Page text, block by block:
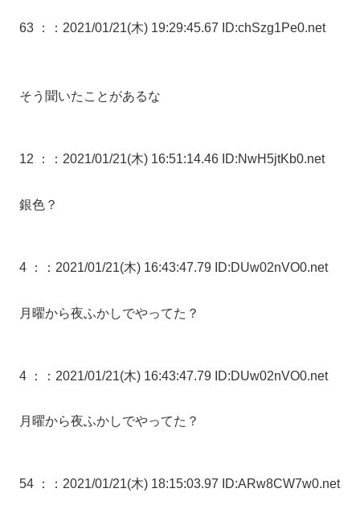
63 ： ：2021/01/21(木) 19:29:45.67 ID:chSzg1Pe0.net
そう聞いたことがあるな
12 ： ：2021/01/21(木) 16:51:14.46 ID:NwH5jtKb0.net
銀色？
4 ： ：2021/01/21(木) 16:43:47.79 ID:DUw02nVO0.net
月曜から夜ふかしでやってた？
4 ： ：2021/01/21(木) 16:43:47.79 ID:DUw02nVO0.net
月曜から夜ふかしでやってた？
54 ： ：2021/01/21(木) 18:15:03.97 ID:ARw8CW7w0.net